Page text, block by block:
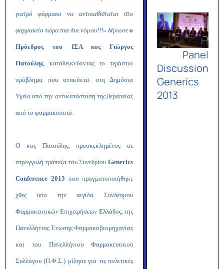
γιατρό φάρμακο να αντικαθίσταται στο
φαρμακείο τώρα πια δια νόμου!!!» δήλωσε ο
Πρόεδρος του ΙΣΑ κος Γιώργος
Πατούλης, καταδεικνύοντας το τεράστιο
πρόβλημα που ανακύπτει στη Δημόσια
Υγεία από την αντικατάσταση της θεραπείας
από το φαρμακοποιό.
Ο κος Πατούλης, προσκεκλημένος σε
στρογγυλή τράπεζα του Συνεδρίου Generics
Conference 2013 που πραγματοποιήθηκε
χθες υπο την αιγίδα Συνδέσμου
Φαρμακευτικών Επιχειρήσεων Ελλάδος, της
Πανελλήνιας Ένωσης Φαρμακοβιομηχανίας
και του Πανελλήνιου Φαρμακευτικού
Συλλόγου (Π.Φ.Σ.) μίλησε για τις πολιτικές
Panel
Discussion
Generics
2013